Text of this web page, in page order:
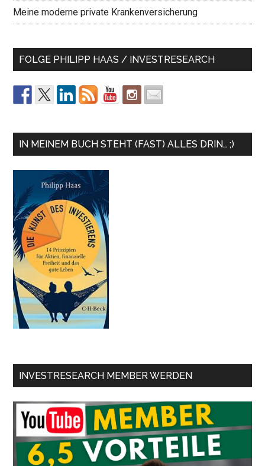
Meine moderne private Krankenversicherung
FOLGE PHILIPP HAAS / INVESTRESEARCH
IN MEINEM BUCH STEHT (FAST) ALLES DRIN… ;)
INVESTRESEARCH MEMBER WERDEN